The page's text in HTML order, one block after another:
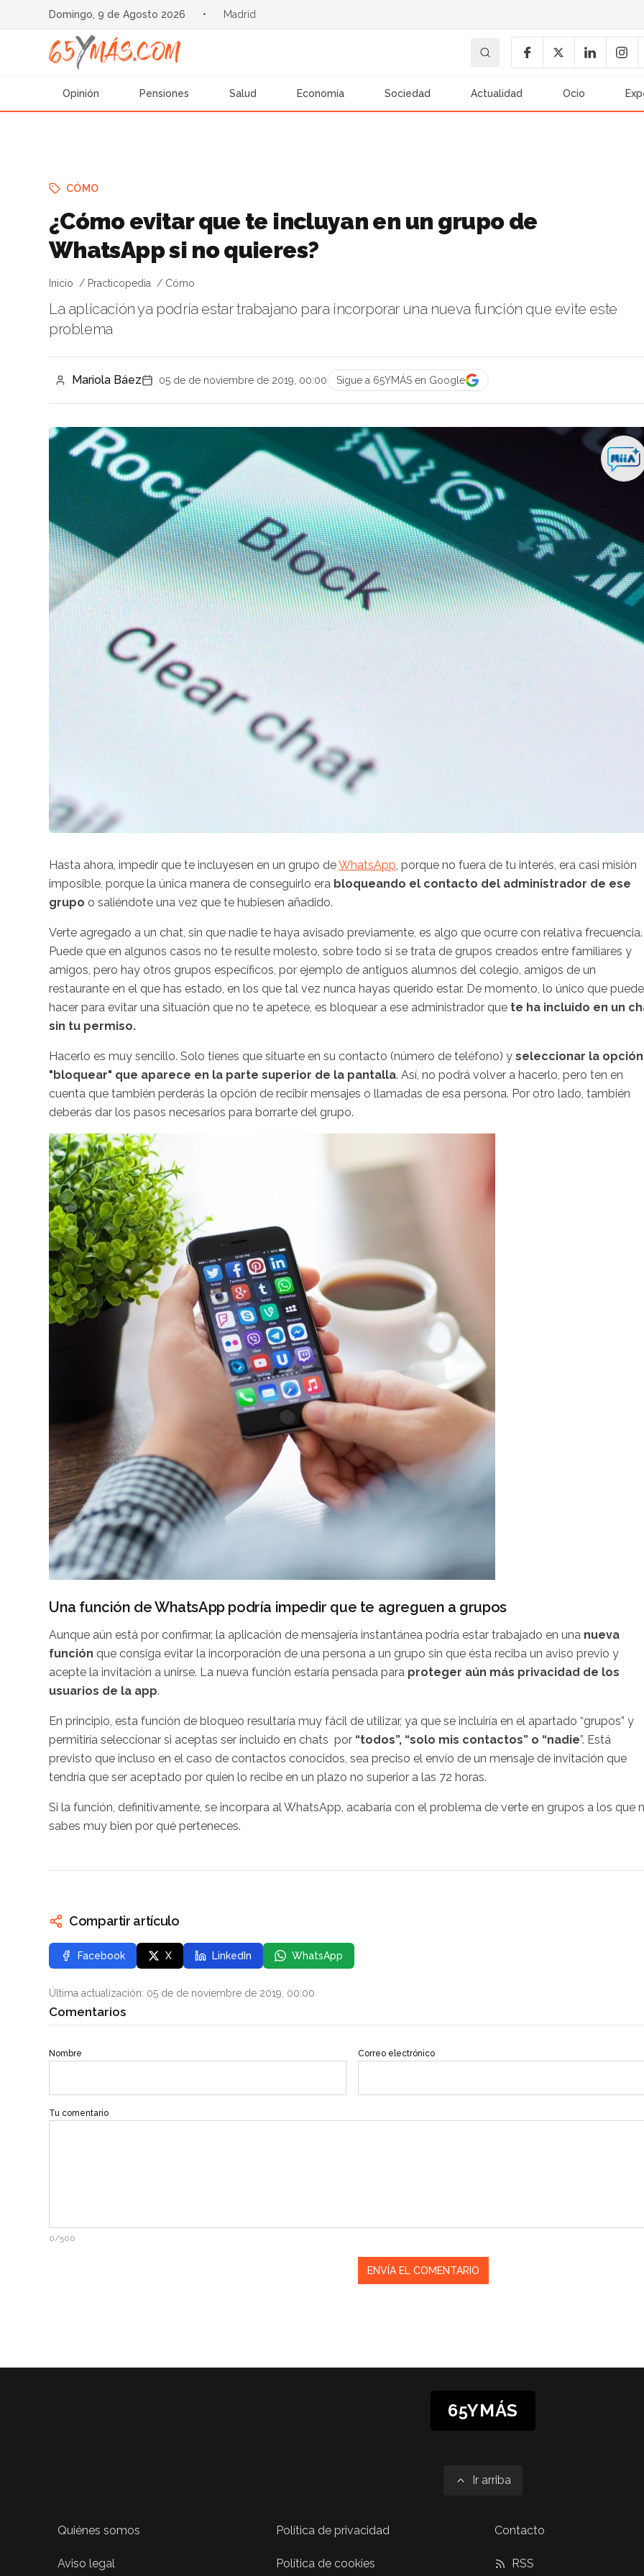
Domingo, 9 de Agosto 2026 • Madrid
Opinión Pensiones Salud Economía Sociedad Actualidad Ocio
CÓMO
¿Cómo evitar que te incluyan en un grupo de
WhatsApp si no quieres?
Inicio Practicopedia Cómo
La aplicación ya podría estar trabajano para incorporar una nueva función que evite este
problema
Mariola Báez 05 de de noviembre de 2019, 00:00 Sigue a 65YMÁS en Google
Hasta ahora, impedir que te incluyesen en un grupo deWhatsApp , porque no fuera de tu interés, era casi misión
imposible, porque la única manera de conseguirlo era bloqueando el contacto del administrador de ese
grupo o saliéndote una vez que te hubiesen añadido.
Verte agregado a un chat, sin que nadie te haya avisado previamente, es algo que ocurre con relativa frecuencia.
Puede que en algunos casos no te resulte molesto, sobre todo si se trata de grupos creados entre familiares y
amigos, pero hay otros grupos específicos, por ejemplo de antiguos alumnos del colegio, amigos de un
restaurante en el que has estado, en los que tal vez nunca hayas querido estar. De momento, lo único que
hacer para evitar una situación que no te apetece, es bloquear a ese administrador que te ha incluido en un
sin tu permiso.
Hacerlo es muy sencillo. Solo tienes que situarte en su contacto (número de teléfono) y seleccionar la opción
"bloquear" que aparece en la parte superior de la pantalla. Así, no podrá volver a hacerlo, pero ten en
cuenta que también perderás la opción de recibir mensajes o llamadas de esa persona. Por otro lado, también
deberás dar los pasos necesarios para borrarte del grupo.
Una función de WhatsApp podría impedir que te agreguen a grupos
Aunque aún está por confirmar, la aplicación de mensajería instantánea podría estar trabajado en una nueva
función que consiga evitar la incorporación de una persona a un grupo sin que ésta reciba un aviso previo y
acepte la invitación a unirse. La nueva función estaría pensada para proteger aún más privacidad de los
usuarios de la app.
En principio, esta función de bloqueo resultaría muy fácil de utilizar, ya que se incluiría en el apartado “grupos” y
permitiría seleccionar si aceptas ser incluido en chats por “todos”, “solo mis contactos” o “nadie”. Está
previsto que incluso en el caso de contactos conocidos, sea preciso el envío de un mensaje de invitación que
tendría que ser aceptado por quien lo recibe en un plazo no superior a las 72 horas.
Si la función, definitivamente, se incorpara al WhatsApp, acabaría con el problema de verte en grupos a los que
sabes muy bien por qué perteneces.
Compartir artículo
Facebook X LinkedIn WhatsApp
Última actualización: 05 de de noviembre de 2019, 00:00
Comentarios
Nombre Correo electrónico
Tu comentario
0/500
65YMÁS
Ir arriba
Quiénes somos
Aviso legal
Política de privacidad
Política de cookies
Contacto
RSS